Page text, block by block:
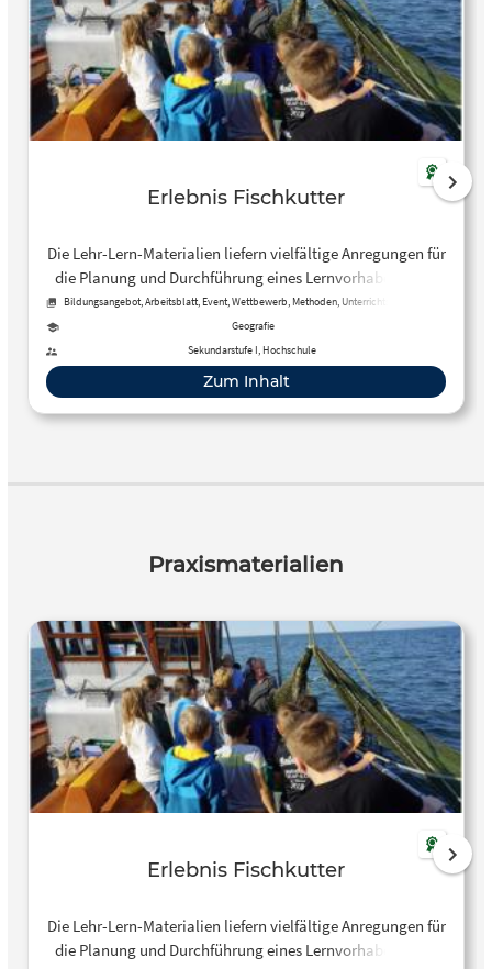
Erlebnis Fischkutter
Die Lehr-Lern-Materialien liefern vielfältige Anregungen für
die Planung und Durchführung eines Lernvorhabens zum
Thema Küstenfischerei an der Nordseeküste. Bereitgestellt
werden Materialien für eine schulische Vor- und
Nachbereitung sowie für die Erkundung auf einem
Fischkutter und einem Hafen.
Bildungsangebot, Arbeitsblatt, Event, Wettbewerb, Methoden, Unterrichtsplan, News
Geografie
Sekundarstufe I, Hochschule
Zum Inhalt
Praxismaterialien
Erlebnis Fischkutter
Die Lehr-Lern-Materialien liefern vielfältige Anregungen für
die Planung und Durchführung eines Lernvorhabens zum